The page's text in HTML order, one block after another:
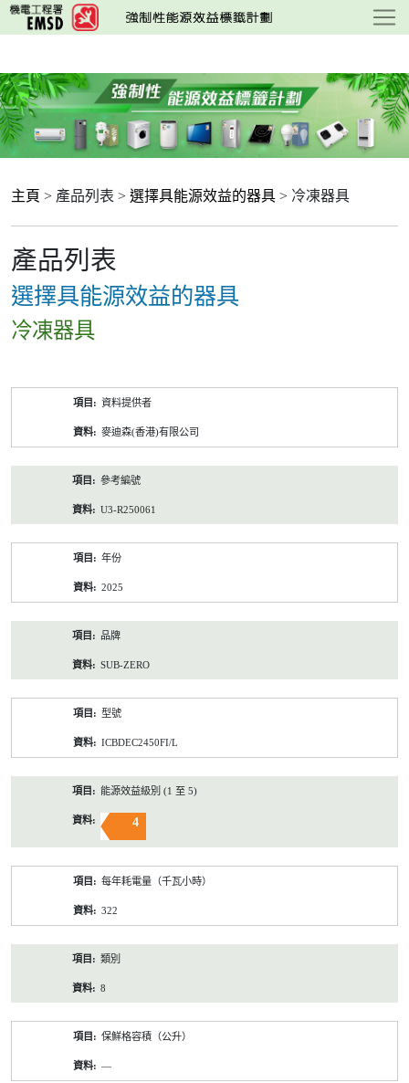
跳
至
要
內
容
主頁 > 產品列表 > 選擇具能源效益的器具 > 冷凍器具
產品列表
選擇具能源效益的器具
冷凍器具
資料提供者
麥迪森(香港)有限公司
參考編號
U3-R250061
年份
2025
品牌
SUB-ZERO
型號
ICBDEC2450FI/L
能源效益級別 (1 至 5)
4
每年耗電量（千瓦小時）
322
類別
8
保鮮格容積（公升）
—